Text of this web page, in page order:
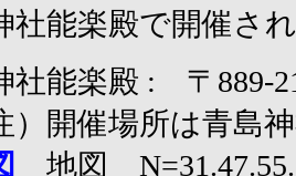
社能楽殿で開催
社能楽殿 : 〒889-
開催場所は青島
地図